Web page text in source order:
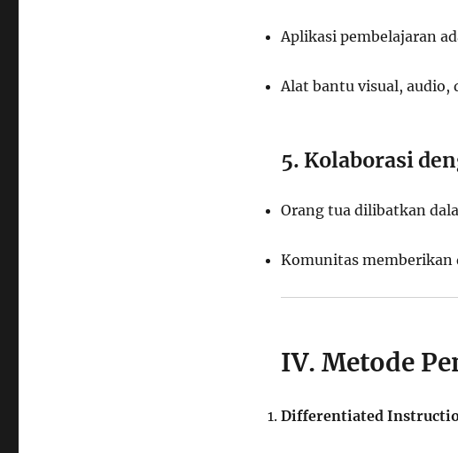
Aplikasi pembelajaran
Alat bantu visual, audio,
5. Kolaborasi
Orang tua dilibatkan
Komunitas memberikan
IV. Metode
Differentiated